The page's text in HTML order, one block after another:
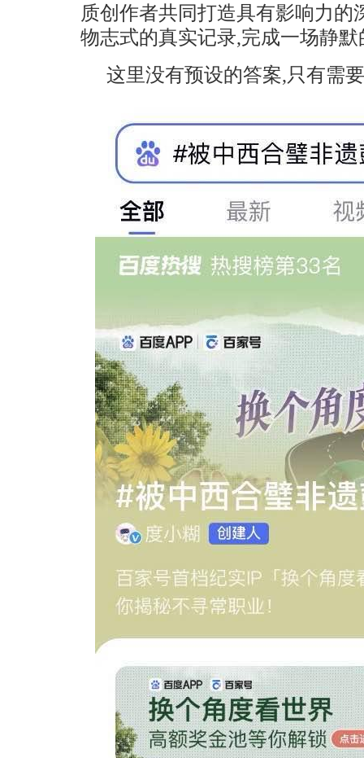
质创作者共同打造具有影响力的
物志式的真实记录,完成一场静
这里没有预设的答案,只有需